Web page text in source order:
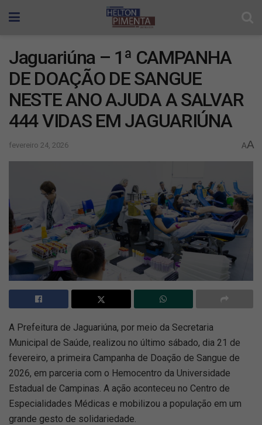
Jaguariúna – 1ª CAMPANHA
DE DOAÇÃO DE SANGUE
NESTE ANO AJUDA A SALVAR
444 VIDAS EM JAGUARIÚNA
fevereiro 24, 2026 AA
A Prefeitura de Jaguariúna, por meio da Secretaria
Municipal de Saúde, realizou no último sábado, dia 21 de
fevereiro, a primeira Campanha de Doação de Sangue de
2026, em parceria com o Hemocentro da Universidade
Estadual de Campinas. A ação aconteceu no Centro de
Especialidades Médicas e mobilizou a população em um
grande gesto de solidariedade.